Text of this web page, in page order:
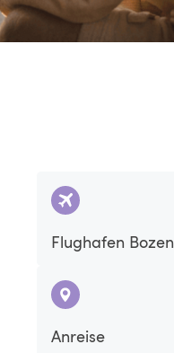
Flughafen Bozen
Anreise